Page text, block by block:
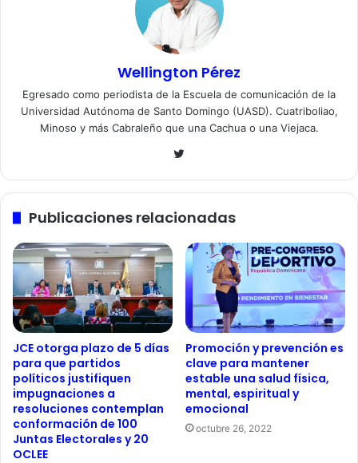
Wellington Pérez
Egresado como periodista de la Escuela de comunicación de la
Universidad Autónoma de Santo Domingo (UASD). Cuatriboliao,
Minoso y más Cabraleño que una Cachua o una Viejaca.
Twitter
Publicaciones relacionadas
JCE otorga plazo de 5 días
para que partidos
políticos justifiquen
impugnaciones a
resoluciones contemplan
conformación de 100
Juntas Electorales y 20
OCLEE
Promoción y prevención es
clave para mantener
estable una salud física,
mental, espiritual y
emocional
octubre 26, 2022